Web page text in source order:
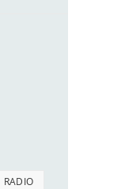
RADIO